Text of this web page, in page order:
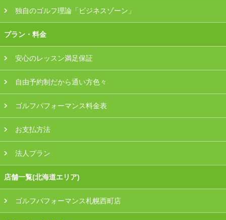
独自のゴルフ理論「ビジネスゾーン」
プラン・料金
安心のレッスン満足保証
自由予約制だから通い方色々
ゴルフパフォーマンス料金表
お支払方法
法人プラン
店舗一覧(北海道エリア)
ゴルフパフォーマンス札幌西町店